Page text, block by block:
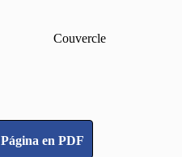
Couvercle
en PDF